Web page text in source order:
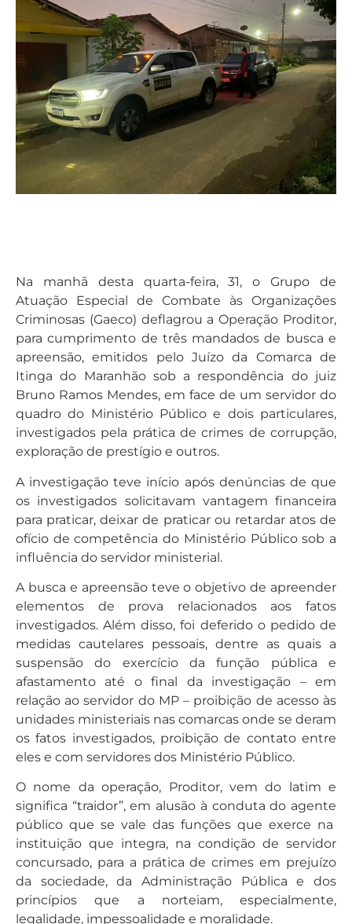
Na manhã desta quarta-feira, 31, o Grupo de
Atuação Especial de Combate às Organizações
Criminosas (Gaeco) deflagrou a Operação Proditor,
para cumprimento de três mandados de busca e
apreensão, emitidos pelo Juízo da Comarca de
Itinga do Maranhão sob a respondência do juiz
Bruno Ramos Mendes, em face de um servidor do
quadro do Ministério Público e dois particulares,
investigados pela prática de crimes de corrupção,
exploração de prestígio e outros.
A investigação teve início após denúncias de que
os investigados solicitavam vantagem financeira
para praticar, deixar de praticar ou retardar atos de
ofício de competência do Ministério Público sob a
influência do servidor ministerial.
A busca e apreensão teve o objetivo de apreender
elementos de prova relacionados aos fatos
investigados. Além disso, foi deferido o pedido de
medidas cautelares pessoais, dentre as quais a
suspensão do exercício da função pública e
afastamento até o final da investigação – em
relação ao servidor do MP – proibição de acesso às
unidades ministeriais nas comarcas onde se deram
os fatos investigados, proibição de contato entre
eles e com servidores dos Ministério Público.
O nome da operação, Proditor, vem do latim e
significa “traidor”, em alusão à conduta do agente
público que se vale das funções que exerce na
instituição que integra, na condição de servidor
concursado, para a prática de crimes em prejuízo
da sociedade, da Administração Pública e dos
princípios que a norteiam, especialmente,
legalidade, impessoalidade e moralidade.